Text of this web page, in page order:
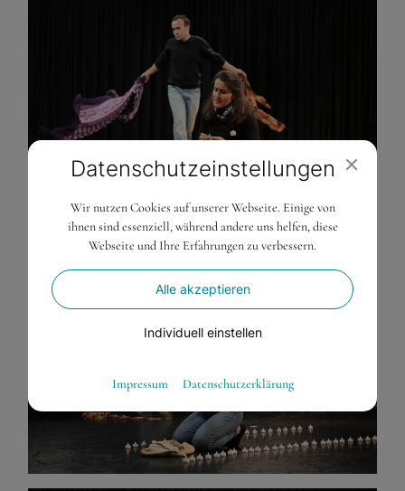
Datenschutz­einstellungen
Wir nutzen Cookies auf unserer Webseite. Einige von
ihnen sind essenziell, während andere uns helfen, diese
Webseite und Ihre Erfahrungen zu verbessern.
Alle akzeptieren
Individuell einstellen
Essenzielle Cookies ermöglichen grundlegende Funktionen
und sind für die einwandfreie Funktion der Website
dringend erforderlich.
Warenkorb
Impressum Datenschutzerklärung